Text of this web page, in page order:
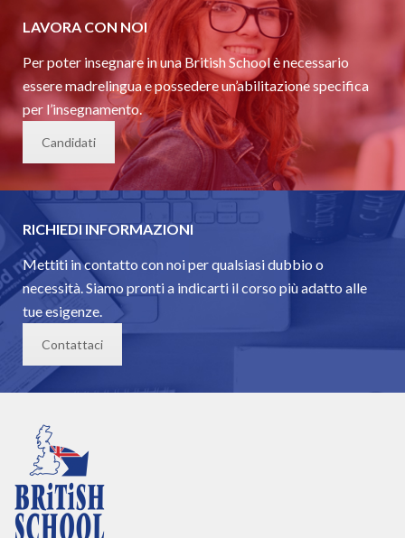
LAVORA CON NOI
Per poter insegnare in una British School è necessario
essere madrelingua e possedere un’abilitazione specifica
per l’insegnamento.
Candidati
RICHIEDI INFORMAZIONI
Mettiti in contatto con noi per qualsiasi dubbio o
necessità. Siamo pronti a indicarti il corso più adatto alle
tue esigenze.
Contattaci